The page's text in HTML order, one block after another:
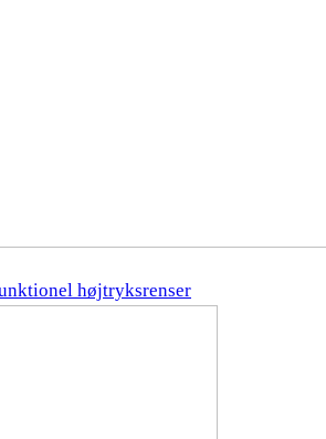
højtryksrenser